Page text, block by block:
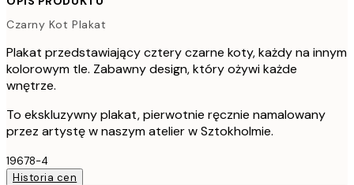
Czarny Kot Plakat
Plakat przedstawiający cztery czarne koty, każdy na innym
kolorowym tle. Zabawny design, który ożywi każde
wnętrze.
To ekskluzywny plakat, pierwotnie ręcznie namalowany
przez artystę w naszym atelier w Sztokholmie.
19678-4
Historia cen